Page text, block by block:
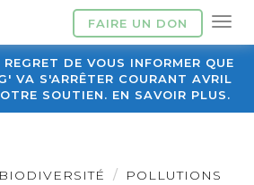
FAIRE UN DON
DE VOUS INFORMER QUE
VA S'ARRÊTER COURANT AVRIL
SOUTIEN. EN SAVOIR PLUS.
BIODIVERSITÉ
POLLUTIONS